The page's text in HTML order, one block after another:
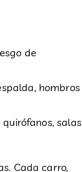
de
hombros
salas
Cada carro,